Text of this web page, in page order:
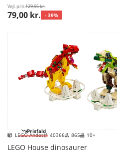
Vejl. pris129,95 kr.
79,00 kr. - 39%
Prisfald
LEGO Andet 40366 865 10+
LEGO House dinosaurer